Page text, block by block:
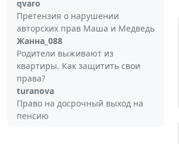
qvaro
Претензия о нарушении
авторских прав Маша и Медведь
Жанна_088
Родители выживают из
квартиры. Как защитить свои
права?
turanova
Право на досрочный выход на
пенсию